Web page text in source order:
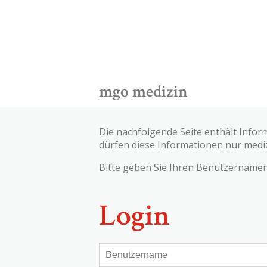
mgo medizin
Die nachfolgende Seite enthält
dürfen diese Informationen nur
Bitte geben Sie Ihren
Login